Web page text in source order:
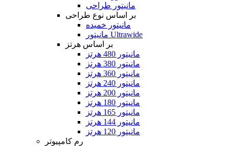
مانیتور طراحی
بر اساس نوع طراحی
مانیتور خمیده
مانیتور Ultrawide
بر اساس هرتز
مانیتور 480 هرتز
مانیتور 380 هرتز
مانیتور 360 هرتز
مانیتور 240 هرتز
مانیتور 200 هرتز
مانیتور 180 هرتز
مانیتور 165 هرتز
مانیتور 144 هرتز
مانیتور 120 هرتز
رم کامپیوتر